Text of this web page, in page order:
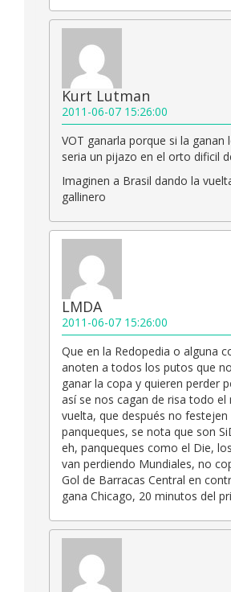
Kurt Lutman
2011-06-07 15:26:00
VOT ganarla porque si la ganan
seria un pijazo en el orto dificil
Imaginen a Brasil dando la
gallinero
LMDA
2011-06-07 15:26:00
Que en la Redopedia o alguna
anoten a todos los putos que
ganar la copa y quieren perder
así se nos cagan de risa todo el
vuelta, que después no festejen
panqueques, se nota que son
eh, panqueques como el Die,
van perdiendo Mundiales, no
Gol de Barracas Central en
gana Chicago, 20 minutos del